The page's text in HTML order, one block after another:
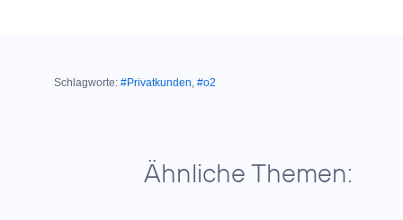
Schlagworte: #Privatkunden, #o2
Ähnliche Themen: